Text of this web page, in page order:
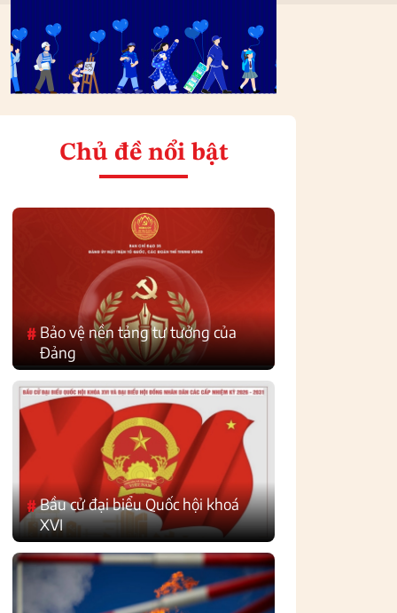
Chủ đề nổi bật
#Bảo vệ nền tảng tư tưởng của
Đảng
#Bầu cử đại biểu Quốc hội khoá
XVI